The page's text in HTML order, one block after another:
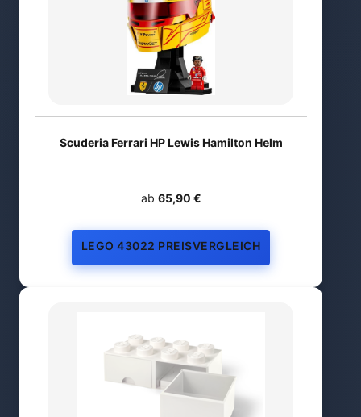
Scuderia Ferrari HP Lewis Hamilton Helm
ab 65,90 €
LEGO 43022 PREISVERGLEICH